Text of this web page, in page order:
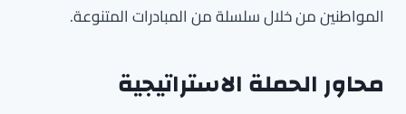
المواطنين من خلال سلسلة من المبادرات المتنوعة.
محاور الحملة الاستراتيجية